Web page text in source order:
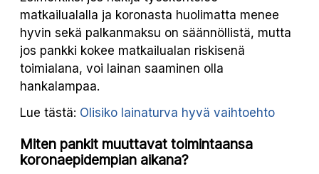
matkailualalla ja koronasta huolimatta menee
hyvin sekä palkanmaksu on säännöllistä, mutta
jos pankki kokee matkailualan riskisenä
toimialana, voi lainan saaminen olla
hankalampaa.
Lue tästä: Olisiko lainaturva hyvä vaihtoehto
Miten pankit muuttavat toimintaansa
koronaepidempian aikana?